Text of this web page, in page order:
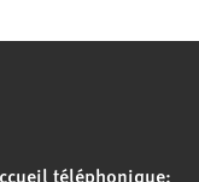
téléphonique: